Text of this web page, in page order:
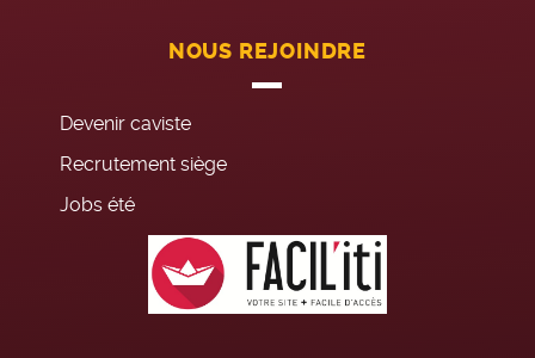
NOUS REJOINDRE
Devenir caviste
Recrutement siège
Jobs été